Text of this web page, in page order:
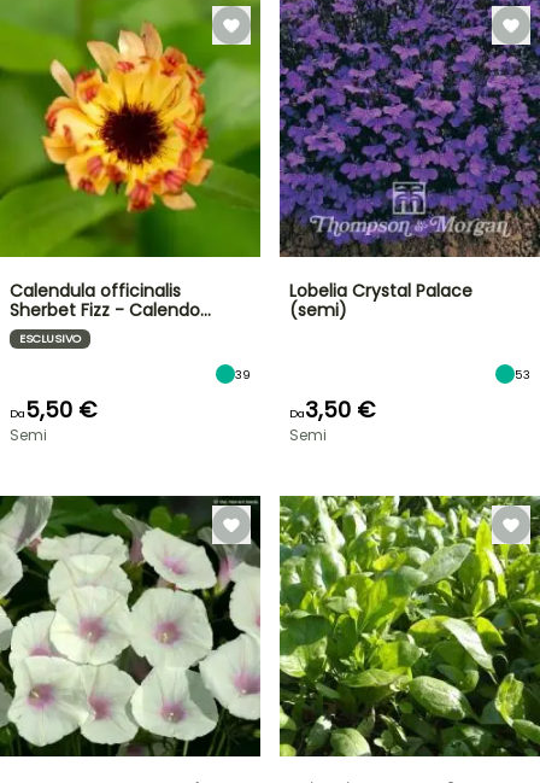
Calendula officinalis
Sherbet Fizz - Calendo…
ESCLUSIVO
39
Da5,50 €
Semi
Lobelia Crystal Palace
(semi)
53
Da3,50 €
Semi